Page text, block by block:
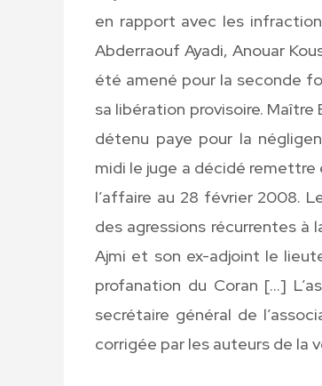
en rapport avec les
Abderraouf Ayadi, Anouar
été amené pour la seconde
sa libération provisoire. Maître
détenu paye pour la
midi le juge a décidé remettre
l’affaire au 28 février 2008.
des agressions récurrentes à
Ajmi et son ex-adjoint le
profanation du Coran […]
secrétaire général de
corrigée par les auteurs de la